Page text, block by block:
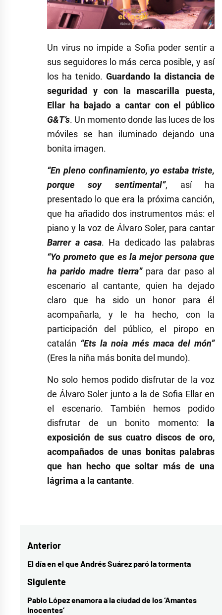
Un virus no impide a Sofia poder sentir a
sus seguidores lo más cerca posible, y así
los ha tenido. Guardando la distancia de
seguridad y con la mascarilla puesta,
Ellar ha bajado a cantar con el público
G&T’s. Un momento donde las luces de los
móviles se han iluminado dejando una
bonita imagen.
“En pleno confinamiento, yo estaba triste,
porque soy sentimental”, así ha
presentado lo que era la próxima canción,
que ha añadido dos instrumentos más: el
piano y la voz de Álvaro Soler, para cantar
Barrer a casa. Ha dedicado las palabras
“Yo prometo que es la mejor persona que
ha parido madre tierra”para dar paso al
escenario al cantante, quien ha dejado
claro que ha sido un honor para él
acompañarla, y le ha hecho, con la
participación del público, el piropo en
catalán “Ets la noia més maca del món”
(Eres la niña más bonita del mundo).
No solo hemos podido disfrutar de la voz
de Álvaro Soler junto a la de Sofia Ellar en
el escenario. También hemos podido
disfrutar de un bonito momento:
la
exposición de sus cuatro discos de oro,
acompañados de unas bonitas palabras
que han hecho que soltar más de una
lágrima a la cantante.
directo
La
música,
Navegación
de
entradas
Anterior
Entrada
anterior:
El día en el que Andrés Suárez paró la tormenta
Siguiente
Entrada
Pablo López enamora a la ciudad de los ‘Amantes
Inocentes’